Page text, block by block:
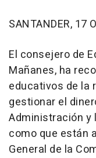
SANTANDER, 17
El consejero de
Mañanes, ha
educativos de la
gestionar el
Administración y
como que están
General de la